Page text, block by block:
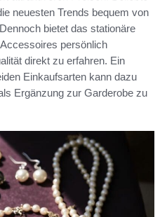
neuesten Trends bequem von
bietet das stationäre
persönlich
direkt zu erfahren. Ein
Einkaufsarten kann dazu
Ergänzung zur Garderobe zu